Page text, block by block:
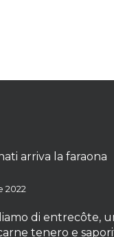
arriva la faraona
2022
di entrecôte,
tenero e